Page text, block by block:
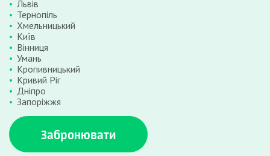
Львів
Тернопіль
Хмельницький
Київ
Вінниця
Умань
Кропивницький
Кривий Ріг
Дніпро
Запоріжжя
Забронювати